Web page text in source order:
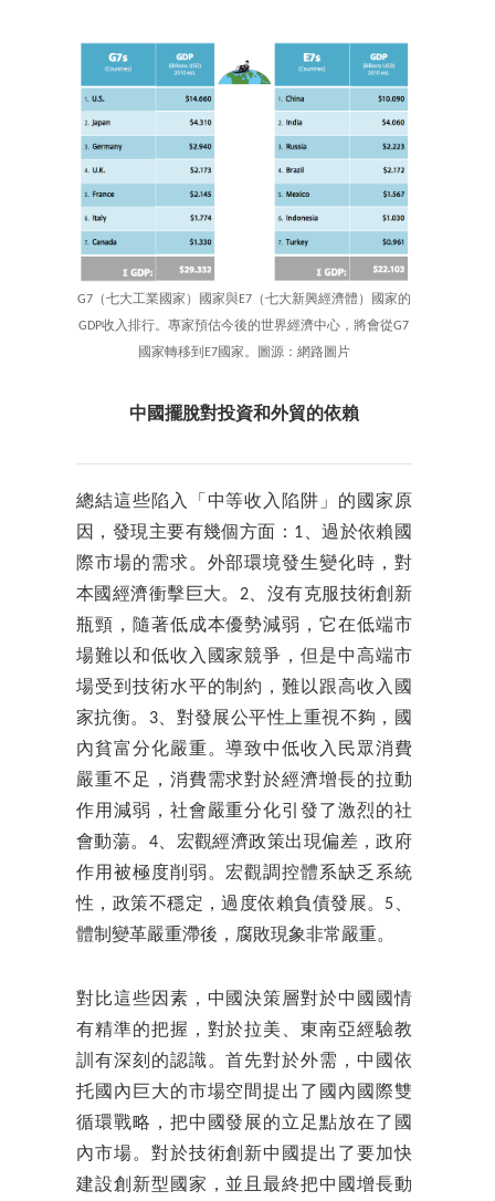
G7（七大工業國家）國家與E7（七大新興經濟體）國家的
GDP收入排行。專家預估今後的世界經濟中心，將會從G7
國家轉移到E7國家。圖源：網路圖片
中國擺脫對投資和外貿的依賴
總結這些陷入「中等收入陷阱」的國家原
因，發現主要有幾個方面：1、過於依賴國
際市場的需求。外部環境發生變化時，對
本國經濟衝擊巨大。2、沒有克服技術創新
瓶頸，隨著低成本優勢減弱，它在低端市
場難以和低收入國家競爭，但是中高端市
場受到技術水平的制約，難以跟高收入國
家抗衡。3、對發展公平性上重視不夠，國
內貧富分化嚴重。導致中低收入民眾消費
嚴重不足，消費需求對於經濟增長的拉動
作用減弱，社會嚴重分化引發了激烈的社
會動蕩。4、宏觀經濟政策出現偏差，政府
作用被極度削弱。宏觀調控體系缺乏系統
性，政策不穩定，過度依賴負債發展。5、
體制變革嚴重滯後，腐敗現象非常嚴重。
對比這些因素，中國決策層對於中國國情
有精準的把握，對於拉美、東南亞經驗教
訓有深刻的認識。首先對於外需，中國依
托國內巨大的市場空間提出了國內國際雙
循環戰略，把中國發展的立足點放在了國
內市場。對於技術創新中國提出了要加快
建設創新型國家，並且最終把中國增長動